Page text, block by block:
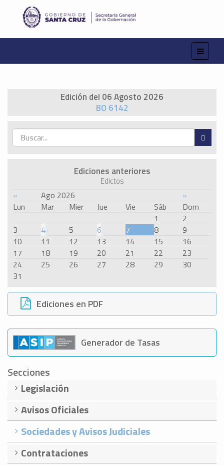
Edición del 06 Agosto 2026
BO 6142
Ediciones anteriores
Edictos
« Ago 2026
»
Lun
Mar Mier Jue Vie Sáb
Dom
1
2
3
4 5 6 7 8
9
10
11 12 13 14 15
16
17
18 19 20 21 22
23
24
25 26 27 28 29
30
31
Ediciones en PDF
Generador de Tasas
Secciones
Legislación
Avisos Oficiales
Sociedades y Avisos Judiciales
Contrataciones